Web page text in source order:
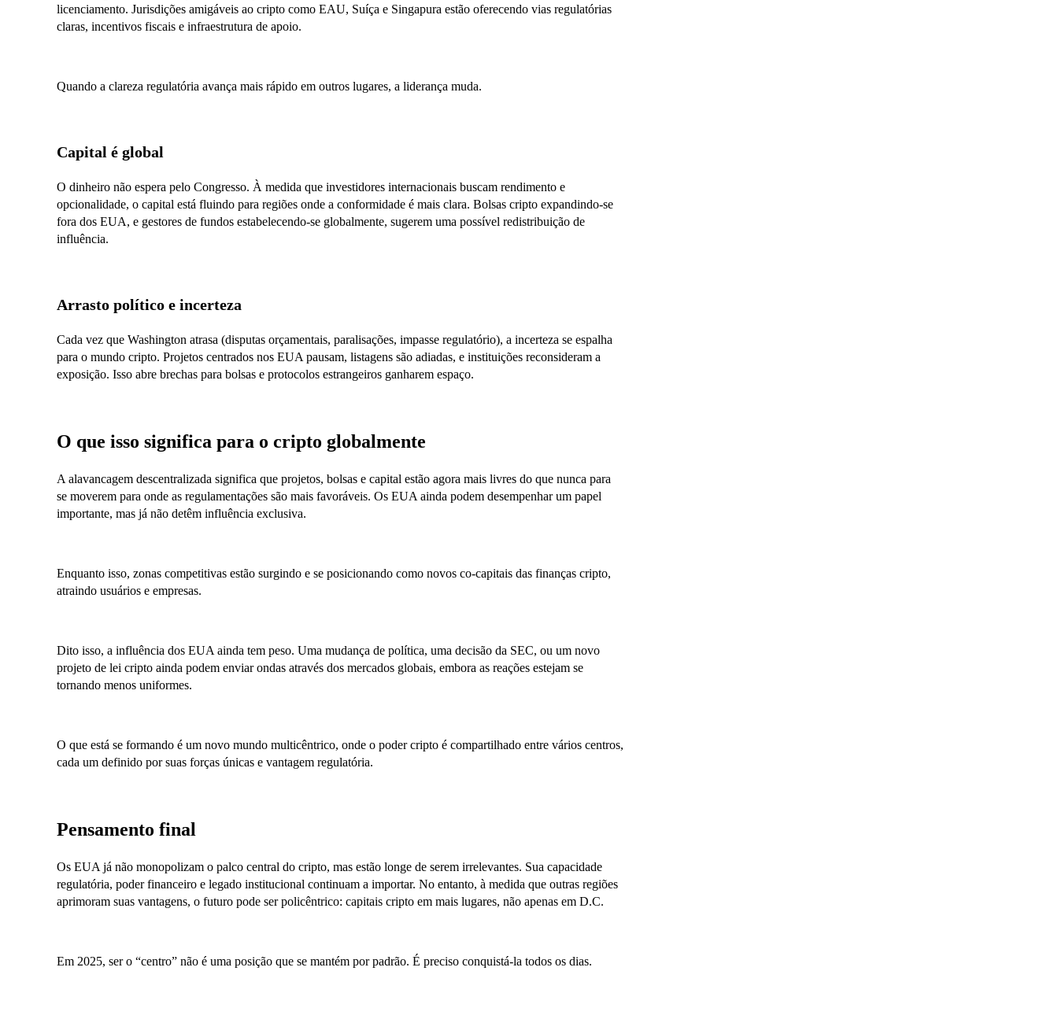
licenciamento. Jurisdições amigáveis ao cripto como EAU, Suíça e Singapura estão oferecendo vias regulatórias
claras, incentivos fiscais e infraestrutura de apoio.
Quando a clareza regulatória avança mais rápido em outros lugares, a liderança muda.
Capital é global
O dinheiro não espera pelo Congresso. À medida que investidores internacionais buscam rendimento e
opcionalidade, o capital está fluindo para regiões onde a conformidade é mais clara. Bolsas cripto expandindo-se
fora dos EUA, e gestores de fundos estabelecendo-se globalmente, sugerem uma possível redistribuição de
influência.
Arrasto político e incerteza
Cada vez que Washington atrasa (disputas orçamentais, paralisações, impasse regulatório), a incerteza se espalha
para o mundo cripto. Projetos centrados nos EUA pausam, listagens são adiadas, e instituições reconsideram a
exposição. Isso abre brechas para bolsas e protocolos estrangeiros ganharem espaço.
O que isso significa para o cripto globalmente
A alavancagem descentralizada significa que projetos, bolsas e capital estão agora mais livres do que nunca para
se moverem para onde as regulamentações são mais favoráveis. Os EUA ainda podem desempenhar um papel
importante, mas já não detêm influência exclusiva.
Enquanto isso, zonas competitivas estão surgindo e se posicionando como novos co-capitais das finanças cripto,
atraindo usuários e empresas.
Dito isso, a influência dos EUA ainda tem peso. Uma mudança de política, uma decisão da SEC, ou um novo
projeto de lei cripto ainda podem enviar ondas através dos mercados globais, embora as reações estejam se
tornando menos uniformes.
O que está se formando é um novo mundo multicêntrico, onde o poder cripto é compartilhado entre vários centros,
cada um definido por suas forças únicas e vantagem regulatória.
Pensamento final
Os EUA já não monopolizam o palco central do cripto, mas estão longe de serem irrelevantes. Sua capacidade
regulatória, poder financeiro e legado institucional continuam a importar. No entanto, à medida que outras regiões
aprimoram suas vantagens, o futuro pode ser policêntrico: capitais cripto em mais lugares, não apenas em D.C.
Em 2025, ser o “centro” não é uma posição que se mantém por padrão. É preciso conquistá-la todos os dias.